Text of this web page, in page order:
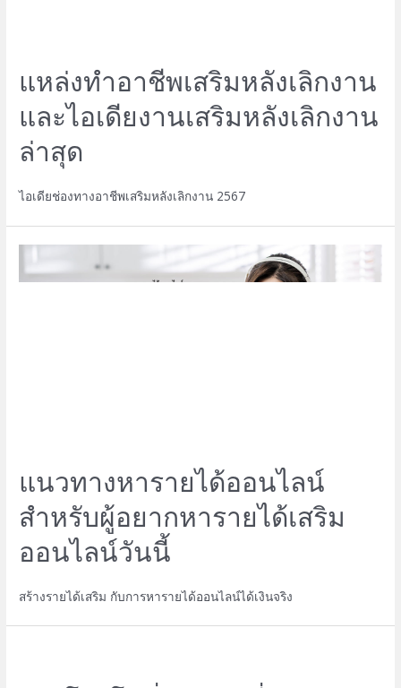
แหล่งทำอาชีพเสริมหลังเลิกงาน
และไอเดียงานเสริมหลังเลิกงาน
ล่าสุด
ไอเดียช่องทางอาชีพเสริมหลังเลิกงาน 2567
แนวทางหารายได้ออนไลน์
สำหรับผู้อยากหารายได้เสริม
ออนไลน์วันนี้
สร้างรายได้เสริม กับการหารายได้ออนไลน์ได้เงินจริง